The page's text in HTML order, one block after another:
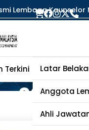
Lembaga Kaunselor
Terkini Perihal
Latar
Anggota
Ahli
Month:
March
2026